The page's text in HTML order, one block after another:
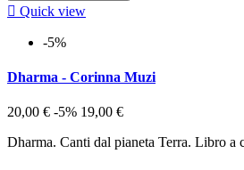
 Quick view
-5%
Dharma - Corinna Muzi
20,00 € -5% 19,00 €
Dharma. Canti dal pianeta Terra. Libro a